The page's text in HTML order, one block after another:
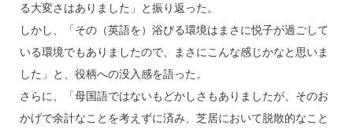
る大変さはありました」と振り返った。
しかし、「その（英語を）浴びる環境はまさに悦子が過ごして
いる環境でもありましたので、まさにこんな感じかなと思いま
した」と、役柄への没入感を語った。
さらに、「母国語ではないもどかしさもありましたが、そのお
かげで余計なことを考えずに済み、芝居において脱散的なこと